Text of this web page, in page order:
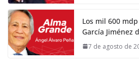
Los mil 600
García Jiménez
7 de agosto de